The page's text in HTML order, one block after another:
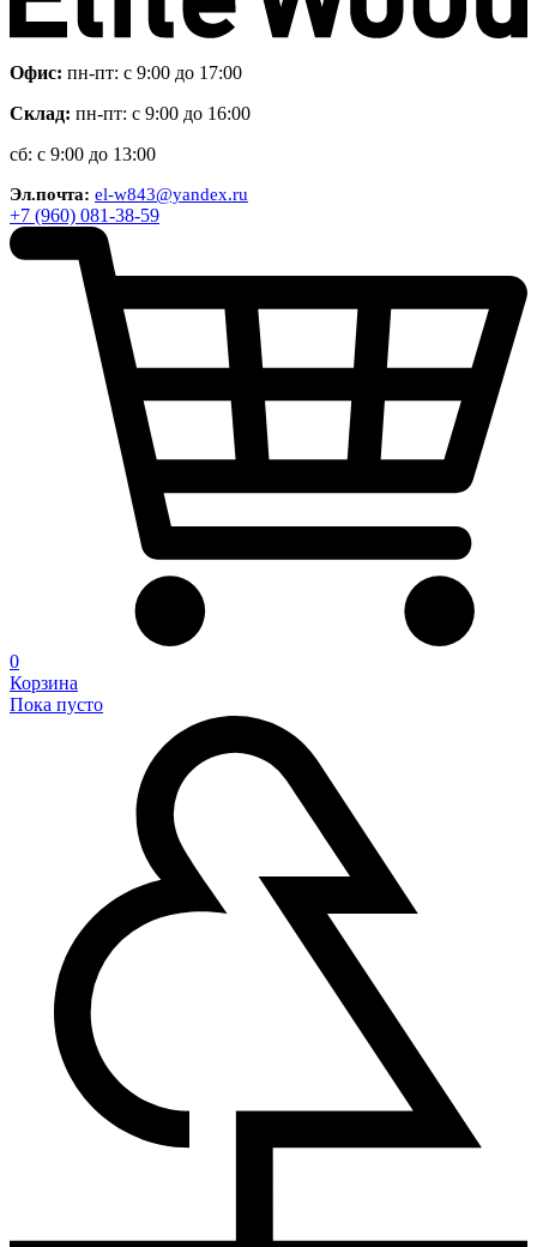
Офис: пн-пт: с 9:00 до 17:00
Склад: пн-пт: с 9:00 до 16:00
сб: с 9:00 до 13:00
Эл.почта: el-w843@yandex.ru
+7 (960) 081-38-59
0
Корзина
Пока пусто